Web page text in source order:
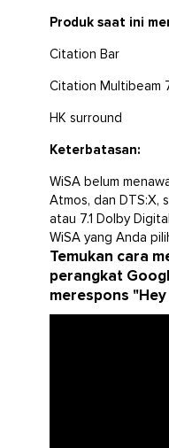
Produk saat ini
Citation Bar
Citation Multibeam
HK surround
Keterbatasan:
WiSA belum
Atmos, dan DTS:X,
atau 7.1 Dolby
WiSA yang Anda
Temukan cara
perangkat
merespons